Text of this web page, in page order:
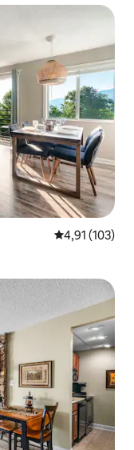
4,91 av 5 i
4,91 (103)